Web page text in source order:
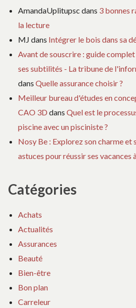
AmandaUplitupsc dans 3 bonnes
la lecture
MJ dans Intégrer le bois dans sa
Avant de souscrire : guide
ses subtilités - La tribune de
dans Quelle assurance choisir ?
Meilleur bureau d'études en
CAO 3D dans Quel est le
piscine avec un pisciniste ?
Nosy Be : Explorez son charme et
astuces pour réussir ses vacances
Catégories
Achats
Actualités
Assurances
Beauté
Bien-être
Bon plan
Carreleur